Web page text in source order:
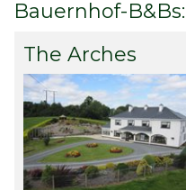
Bauernhof-B&Bs:
The Arches